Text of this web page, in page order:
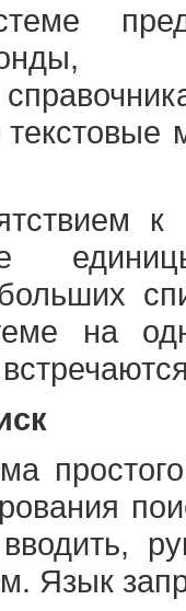
на
Язык